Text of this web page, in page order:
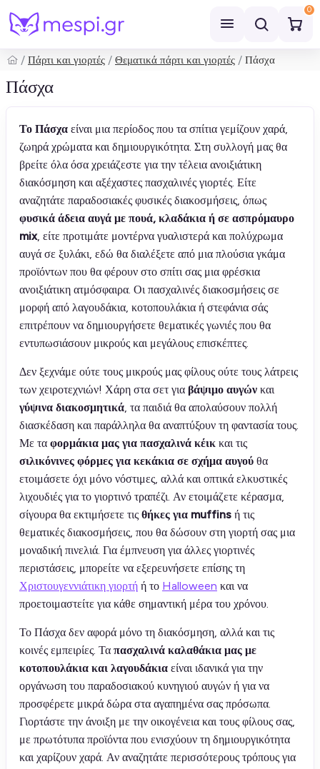
0
Αναζήτηση
Πάρτι και γιορτές Θεματικά πάρτι και γιορτές Πάσχα
Πάσχα
Το Πάσχα είναι μια περίοδος που τα σπίτια γεμίζουν χαρά,
ζωηρά χρώματα και δημιουργικότητα. Στη συλλογή μας θα
βρείτε όλα όσα χρειάζεστε για την τέλεια ανοιξιάτικη
διακόσμηση και αξέχαστες πασχαλινές γιορτές. Είτε
αναζητάτε παραδοσιακές φυσικές διακοσμήσεις, όπως
φυσικά άδεια αυγά με πουά, κλαδάκια ή σε ασπρόμαυρο
mix, είτε προτιμάτε μοντέρνα γυαλιστερά και πολύχρωμα
αυγά σε ξυλάκι, εδώ θα διαλέξετε από μια πλούσια γκάμα
προϊόντων που θα φέρουν στο σπίτι σας μια φρέσκια
ανοιξιάτικη ατμόσφαιρα. Οι πασχαλινές διακοσμήσεις σε
μορφή από λαγουδάκια, κοτοπουλάκια ή στεφάνια σάς
επιτρέπουν να δημιουργήσετε θεματικές γωνιές που θα
εντυπωσιάσουν μικρούς και μεγάλους επισκέπτες.
Δεν ξεχνάμε ούτε τους μικρούς μας φίλους ούτε τους λάτρεις
των χειροτεχνιών! Χάρη στα σετ για βάψιμο αυγών και
γύψινα διακοσμητικά, τα παιδιά θα απολαύσουν πολλή
διασκέδαση και παράλληλα θα αναπτύξουν τη φαντασία τους.
Με τα φορμάκια μας για πασχαλινά κέικ και τις
σιλικόνινες φόρμες για κεκάκια σε σχήμα αυγού θα
ετοιμάσετε όχι μόνο νόστιμες, αλλά και οπτικά ελκυστικές
λιχουδιές για το γιορτινό τραπέζι. Αν ετοιμάζετε κέρασμα,
σίγουρα θα εκτιμήσετε τις θήκες για muffins ή τις
θεματικές διακοσμήσεις, που θα δώσουν στη γιορτή σας μια
μοναδική πινελιά. Για έμπνευση για άλλες γιορτινές
περιστάσεις, μπορείτε να εξερευνήσετε επίσης τη
Χριστουγεννιάτικη γιορτή ή το Halloween και να
προετοιμαστείτε για κάθε σημαντική μέρα του χρόνου.
Το Πάσχα δεν αφορά μόνο τη διακόσμηση, αλλά και τις
κοινές εμπειρίες. Τα πασχαλινά καλαθάκια μας με
κοτοπουλάκια και λαγουδάκια είναι ιδανικά για την
οργάνωση του παραδοσιακού κυνηγιού αυγών ή για να
προσφέρετε μικρά δώρα στα αγαπημένα σας πρόσωπα.
Γιορτάστε την άνοιξη με την οικογένεια και τους φίλους σας,
με πρωτότυπα προϊόντα που ενισχύουν τη δημιουργικότητα
και χαρίζουν χαρά. Αν αναζητάτε περισσότερους τρόπους για